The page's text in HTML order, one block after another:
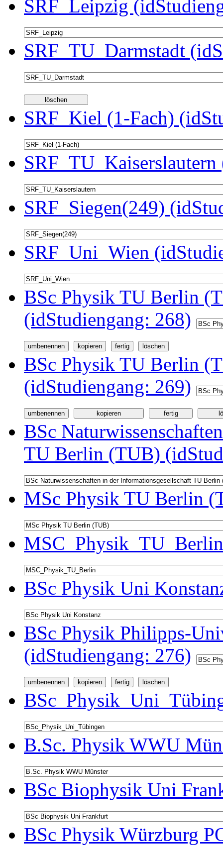
SRF_Leipzig
SRF_TU_Darmstadt
SRF_Kiel (1-Fach)
SRF_Siegen(249)
SRF_Uni_Wien
BSc Physik TU Berlin
(idStudiengang: 268)
BSc Physik TU Berlin
(idStudiengang: 269)
BSc
TU Berlin (TUB)
MSc Physik TU Berlin
BSc Physik Uni
BSc Physik Philipps-
(idStudiengang: 276)
B.Sc. Physik WWU
BSc Biophysik Uni
BSc Physik Würzburg